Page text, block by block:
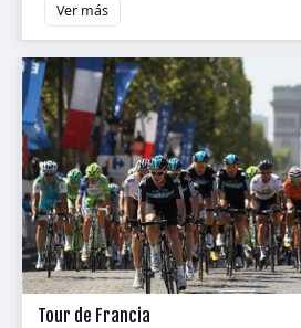
Ver más
Tour de Francia